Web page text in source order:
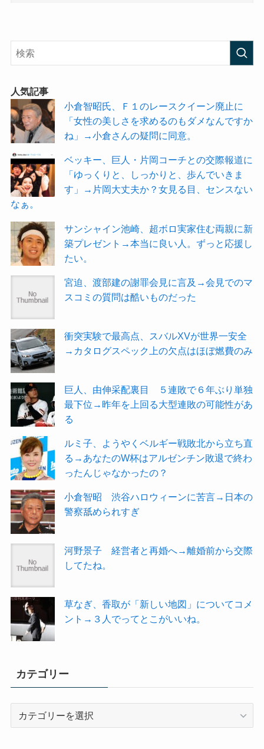
人気記事
小倉智昭氏、Ｆ１のレースクイーン廃止に
「女性の美しさを求めるのもダメなんですか
ね」→小倉さんの疑問に同意。
ベッキー、巨人・片岡コーチとの交際報道に
「ゆっくりと、しっかりと、歩んでいきま
す」→片岡大丈夫か？女見る目、センスない
なぁ。
サンシャイン池崎、超ボロ実家住む両親に新
築プレゼント→本当に良い人。ずっと応援し
たい。
宮迫、渡部建の謝罪会見に言及→会見でのマ
スコミの質問は酷いものだった
衝突実験で最高点、スバルXVが世界一安全
→カタログスペック上の欠点はほぼ燃費のみ
巨人、由伸采配裏目 ５連敗で６年ぶり単独
最下位→昨年を上回る大型連敗の可能性があ
る
ルミ子、ようやくベルギー戦敗北から立ち直
る→あなたのW杯はアルゼンチン敗退で終わ
ったんじゃなかったの？
小倉智昭 渋谷ハロウィーンに苦言→日本の
警察舐められすぎ
河野景子 経営者と再婚へ→離婚前から交際
してたね。
草なぎ、香取が「新しい地図」についてコメ
ント→３人でってとこがいいね。
カテゴリー